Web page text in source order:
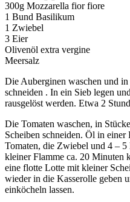
300g Mozzarella fior fiore
1 Bund Basilikum
1 Zwiebel
3 Eier
Olivenöl extra vergine
Meersalz
Die Auberginen waschen und
schneiden . In ein Sieb legen
rausgelöst werden. Etwa 2
Die Tomaten waschen, in
Scheiben schneiden. Öl in
Tomaten, die Zwiebel und 4 –
kleiner Flamme ca. 20 Minuten
eine flotte Lotte mit kleiner
wieder in die Kasserolle geben
einköcheln lassen.